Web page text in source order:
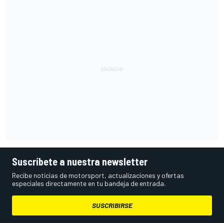
Suscríbete a nuestra newsletter
Recibe noticias de motorsport, actualizaciones y ofertas
especiales directamente en tu bandeja de entrada.
SUSCRIBIRSE